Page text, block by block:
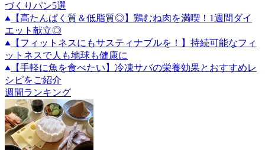
づくりパン5選
【高たんぱく質＆低脂質◎】鶏むね肉を満喫！1週間ダイ
エット献立◎
【フィットネスにもサスティナブルを！】持続可能なフィ
ットネスで人も地球も健康に
【手軽に魚を食べたい】冷凍サバの栄養効果とおすすめレ
シピをご紹介
週間ランキング